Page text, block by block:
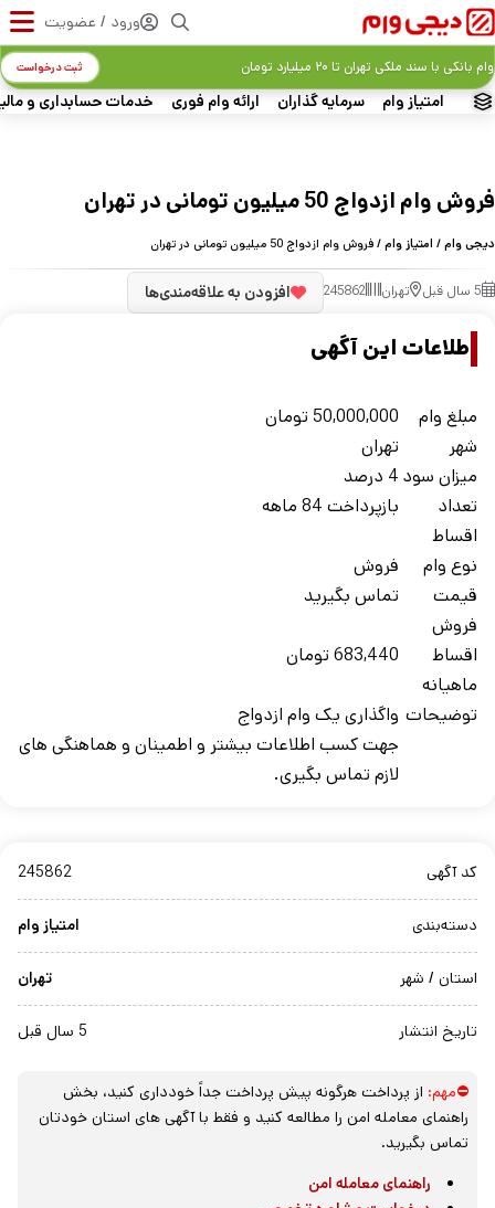
ورود / عضویت
امتیاز وام سرمایه گذاران ارائه وام فوری خدمات حسابداری و
وام بانکی با سند ملکی تهران تا ۲۰ میلیارد تومان ثبت درخواست
فروش وام ازدواج 50 میلیون تومانی در تهران
دیجی وام/ امتیاز وام/ فروش وام ازدواج 50 میلیون تومانی در تهران
5 سال قبل تهران 245862 افزودن به علاقه‌مندی‌ها
اطلاعات این آگهی
مبلغ وام 50,000,000 تومان
شهر
تهران
میزان سود 4 درصد
تعداد
اقساط
بازپرداخت 84 ماهه
نوع وام
فروش
قیمت
فروش
تماس بگیرید
اقساط
ماهیانه
683,440 تومان
توضیحات واگذاری یک وام ازدواج
جهت کسب اطلاعات بیشتر و اطمینان و هماهنگی های
لازم تماس بگیری.
کد آگهی 245862
دسته‌بندی امتیاز وام
استان / شهر تهران
تاریخ انتشار 5 سال قبل
⛔مهم: از پرداخت هرگونه پیش پرداخت جداً خودداری کنید، بخش
راهنمای معامله امن را مطالعه کنید و فقط با آگهی های استان خودتان
تماس بگیرید.
راهنمای معامله امن